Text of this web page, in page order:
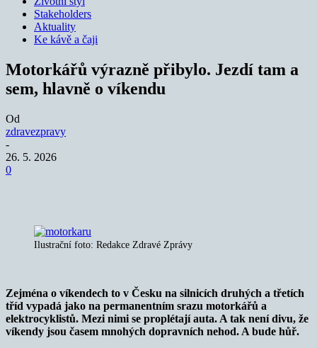
Stakeholders
Aktuality
Ke kávě a čaji
Motorkářů výrazně přibylo. Jezdí tam a
sem, hlavně o víkendu
Od
zdravezpravy
-
26. 5. 2026
0
Ilustrační foto: Redakce Zdravé Zprávy
Zejména o víkendech to v Česku na silnicích druhých a třetích
tříd vypadá jako na permanentním srazu motorkářů a
elektrocyklistů. Mezi nimi se proplétají auta. A tak není divu, že
víkendy jsou časem mnohých dopravních nehod. A bude hůř.